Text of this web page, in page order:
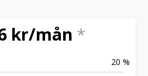
kr/mån *
20 %